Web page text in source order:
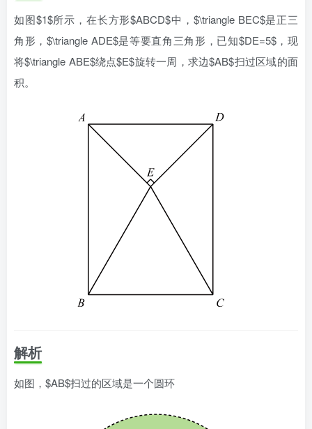
如图$1$所示，在长方形$ABCD$中，$\triangle BEC$是正三
角形，$\triangle ADE$是等要直角三角形，已知$DE=5$，现
将$\triangle ABE$绕点$E$旋转一周，求边$AB$扫过区域的面
积。
解析
如图，$AB$扫过的区域是一个圆环